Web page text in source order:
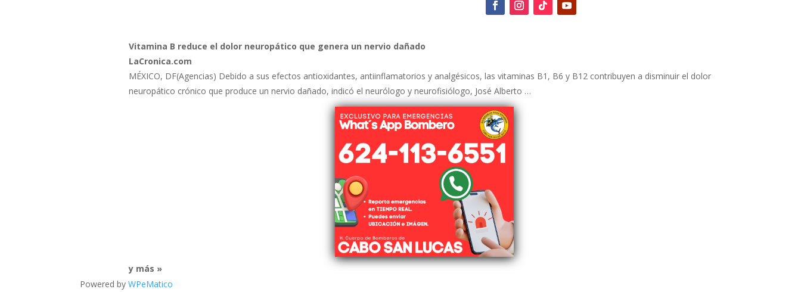
Vitamina B reduce el dolor neuropático que genera un nervio dañado
LaCronica.com
MÉXICO, DF(Agencias) Debido a sus efectos antioxidantes, antiinflamatorios y analgésicos, las vitaminas B1, B6 y B12 contribuyen a disminuir el dolor
neuropático crónico que produce un nervio dañado, indicó el neurólogo y neurofisiólogo, José Alberto …
y más »
Powered byWPeMatico